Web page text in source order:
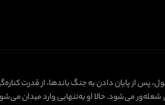
پس از پایان دادن به جنگ باندها، از قدرت
می‌شود. حالا او به‌تنهایی وارد میدان می‌شود